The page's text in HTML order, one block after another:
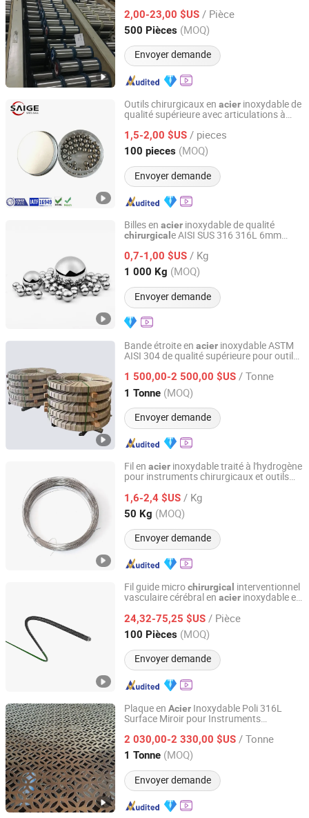
2,00-23,00 $US / Pièce
500 Pièces (MOQ)
Envoyer demande
Hebei, China Depuis 2016
Outils chirurgicaux en acier inoxydable de
qualité supérieure avec articulations à
1,5-2,00 $US / pieces
100 pieces (MOQ)
Envoyer demande
Changzhou Feige Steel Ball Co., Ltd.
Jiangsu, China Depuis 2014
Billes en acier inoxydable de qualité
chirurgical e AISI SUS 316 316L 6mm
chirurgicaux
0,7-1,00 $US / Kg
1 000 Kg (MOQ)
Envoyer demande
Jinan Chuanghui International Trade Co., Ltd.
Shandong, China Depuis 2025
Bande étroite en acier inoxydable ASTM
AISI 304 de qualité supérieure pour outils
1 500,00-2 500,00 $US / Tonne
1 Tonne (MOQ)
Envoyer demande
Hangzhou Feti Supply Chain Technology Co., Ltd.
Zhejiang, China Depuis 2025
Fil en acier inoxydable traité à l'hydrogène
pour instruments chirurgicaux et outils
1,6-2,4 $US / Kg
50 Kg (MOQ)
Envoyer demande
Anping Longkuo Metal Wire Mesh Products Co., Ltd.
Hebei, China Depuis 2026
Fil guide microchirurgical interventionnel
vasculaire cérébral en acier inoxydable et
24,32-75,25 $US / Pièce
100 Pièces (MOQ)
Envoyer demande
Shanghai Fenbo Medical Technology Co., Ltd
Shanghai, China Depuis 2024
Plaque en Acier Inoxydable Poli 316L
Surface Miroir pour Instruments
2 030,00-2 330,00 $US / Tonne
1 Tonne (MOQ)
Envoyer demande
Tianjin TEDA Ganghua Trade Co., Ltd.
Tianjin, China Depuis 2013